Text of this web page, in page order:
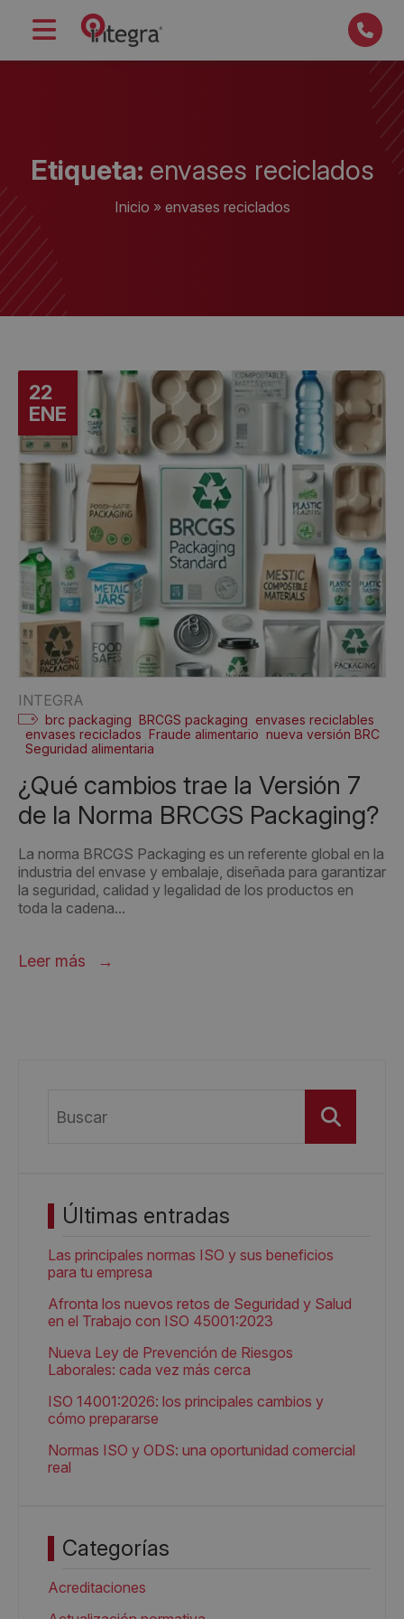
Etiqueta: envases reciclados
Inicio » envases reciclados
22
ENE
INTEGRA
brc packaging BRCGS packaging envases reciclables
envases reciclados Fraude alimentario nueva versión BRC
Seguridad alimentaria
¿Qué cambios trae la Versión 7
de la Norma BRCGS Packaging?
La norma BRCGS Packaging es un referente global en la
industria del envase y embalaje, diseñada para garantizar
la seguridad, calidad y legalidad de los productos en
toda la cadena...
Leer más
Buscar
Últimas entradas
Las principales normas ISO y sus beneficios
para tu empresa
Afronta los nuevos retos de Seguridad y Salud
en el Trabajo con ISO 45001:2023
Nueva Ley de Prevención de Riesgos
Laborales: cada vez más cerca
ISO 14001:2026: los principales cambios y
cómo prepararse
Normas ISO y ODS: una oportunidad comercial
real
Categorías
Acreditaciones